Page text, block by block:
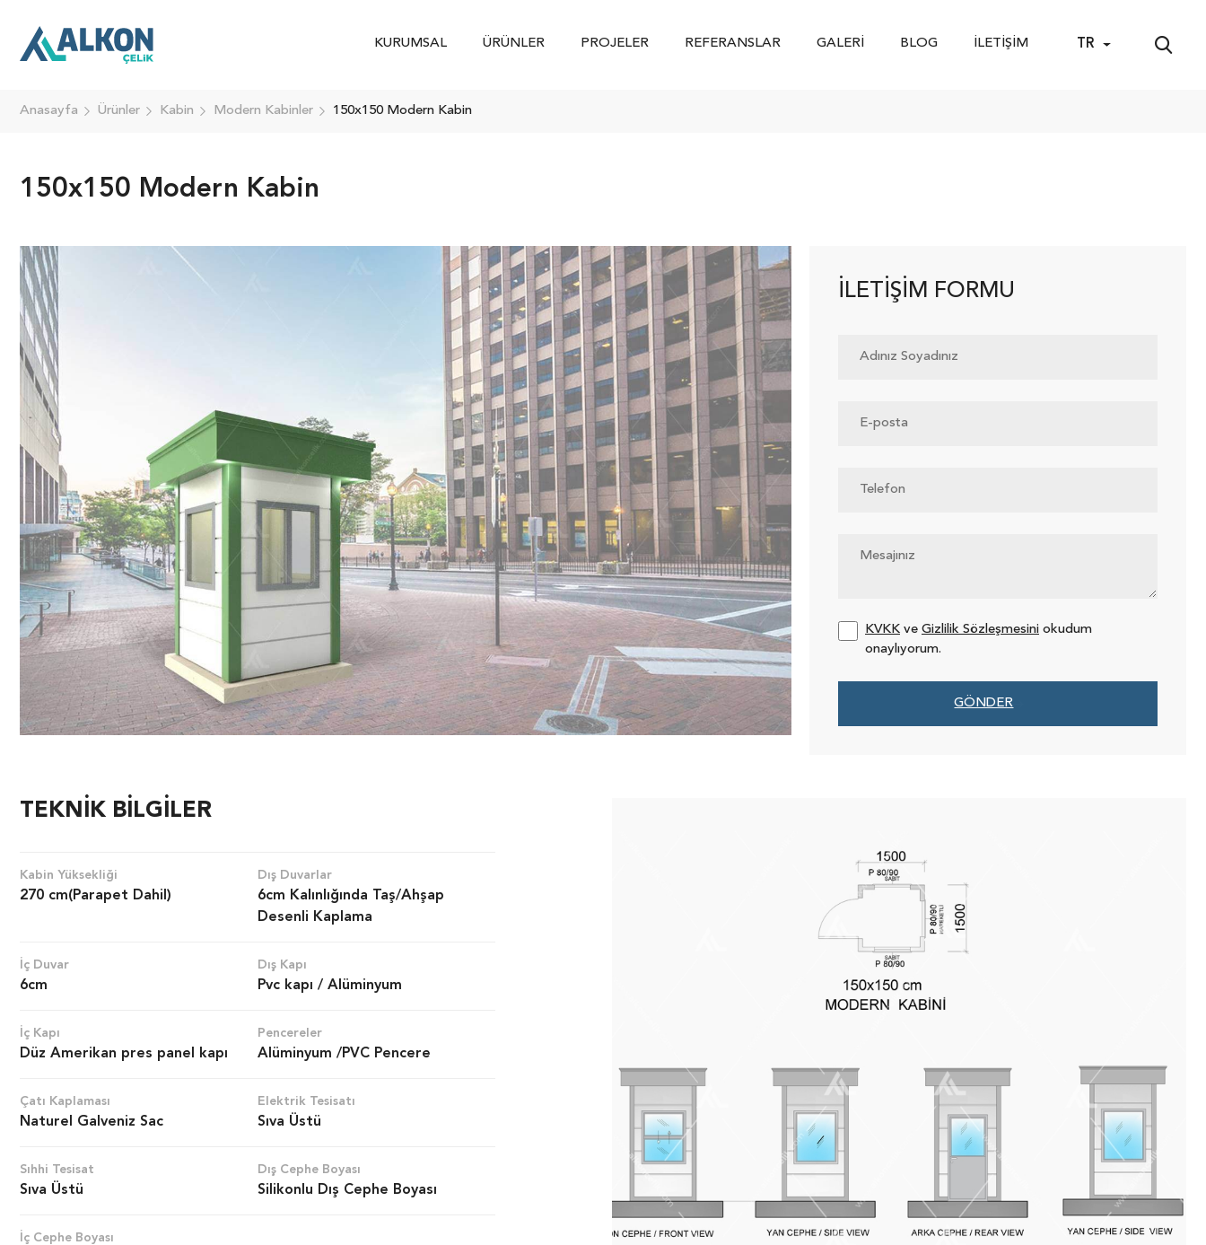
KURUMSAL ÜRÜNLER PROJELER REFERANSLAR GALERI BLOG İLETIŞIM TR
Anasayfa Ürünler Kabin Modern Kabinler 150x150 Modern Kabin
150x150 Modern Kabin
İLETIŞIM FORMU
KVKK ve Gizlilik Sözleşmesini okudum
onaylıyorum.
GÖNDER
TEKNİK BİLGİLER
Kabin Yüksekliği
270 cm(Parapet Dahil)
Dış Duvarlar
6cm Kalınlığında Taş/Ahşap
Desenli Kaplama
İç Duvar
6cm
Dış Kapı
Pvc kapı / Alüminyum
İç Kapı
Düz Amerikan pres panel kapı
Pencereler
Alüminyum /PVC Pencere
Çatı Kaplaması
Naturel Galveniz Sac
Elektrik Tesisatı
Sıva Üstü
Sıhhi Tesisat
Sıva Üstü
Dış Cephe Boyası
Silikonlu Dış Cephe Boyası
İç Cephe Boyası